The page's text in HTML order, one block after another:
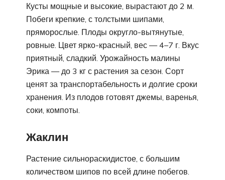
Кусты мощные и высокие, вырастают до 2 м.
Побеги крепкие, с толстыми шипами,
пряморослые. Плоды округло-вытянутые,
ровные. Цвет ярко-красный, вес — 4–7 г. Вкус
приятный, сладкий. Урожайность малины
Эрика — до 3 кг с растения за сезон. Сорт
ценят за транспортабельность и долгие сроки
хранения. Из плодов готовят джемы, варенья,
соки, компоты.
Жаклин
Растение сильнораскидистое, с большим
количеством шипов по всей длине побегов.